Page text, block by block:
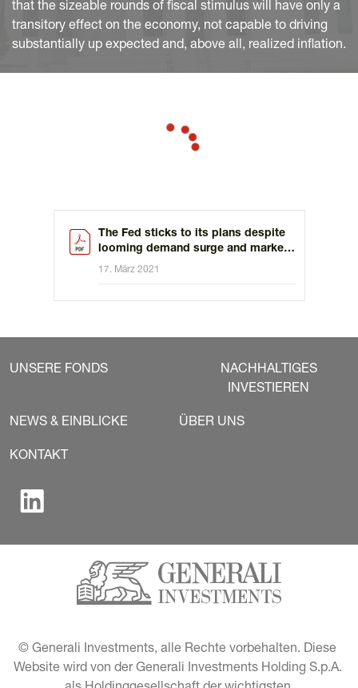
that the sizeable rounds of fiscal stimulus will have only a
transitory effect on the economy, not capable to driving
substantially up expected and, above all, realized inflation.
The Fed sticks to its plans despite
looming demand surge and market
worries
17. März 2021
UNSERE FONDS
NACHHALTIGES
INVESTIEREN
NEWS & EINBLICKE ÜBER UNS
KONTAKT
© Generali Investments, alle Rechte vorbehalten. Diese
Website wird von der Generali Investments Holding S.p.A.